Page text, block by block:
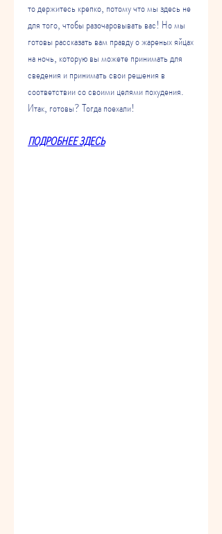
то держитесь крепко, потому что мы здесь не
для того, чтобы разочаровывать вас! Но мы
готовы рассказать вам правду о жареных яйцах
на ночь, которую вы можете принимать для
сведения и принимать свои решения в
соответствии со своими целями похудения.
Итак, готовы? Тогда поехали!
ПОДРОБНЕЕ ЗДЕСЬ